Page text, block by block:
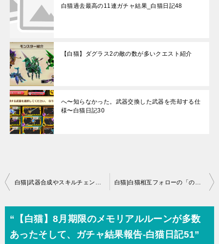
白猫過去最高の11連ガチャ結果_白猫日記48
【白猫】ダグラス2の敵の数が多いクエスト紹介
へ〜知らなかった。武器交換した武器を売却する仕
様〜白猫日記30
投
“【白猫】8月期限のメモリアルルーンが多数
あったそして、ガチャ結果報告-白猫日記51”